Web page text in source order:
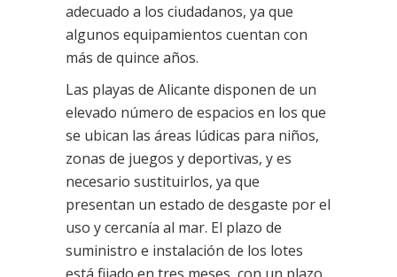
adecuado a los ciudadanos, ya que
algunos equipamientos cuentan con
más de quince años.
Las playas de Alicante disponen de un
elevado número de espacios en los que
se ubican las áreas lúdicas para niños,
zonas de juegos y deportivas, y es
necesario sustituirlos, ya que
presentan un estado de desgaste por el
uso y cercanía al mar. El plazo de
suministro e instalación de los lotes